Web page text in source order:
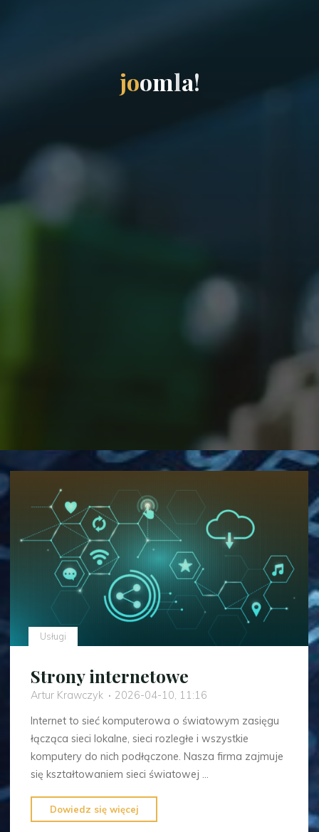
joomla!
Usługi
Strony internetowe
Artur Krawczyk
2026-04-10, 11:16
Internet to sieć komputerowa o światowym zasięgu
łącząca sieci lokalne, sieci rozległe i wszystkie
komputery do nich podłączone. Nasza firma zajmuje
się kształtowaniem sieci światowej …
Dowiedz się więcej
internetowe"